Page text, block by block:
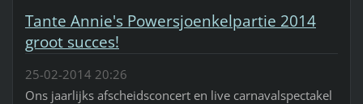
Tante Annie's Powersjoenkelpartie 2014
groot succes!
25-02-2014 20:26
Ons jaarlijks afscheidsconcert en live carnavalspectakel